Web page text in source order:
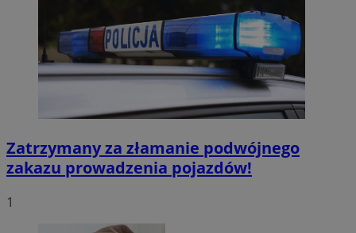
Zatrzymany za złamanie podwójnego
zakazu prowadzenia pojazdów!
1